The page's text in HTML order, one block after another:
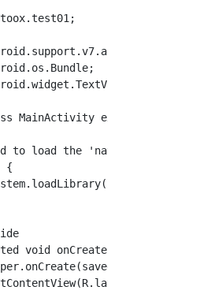
MainActivity extends
to load the 'native-lib'
{
lib");
void onCreate(Bundle